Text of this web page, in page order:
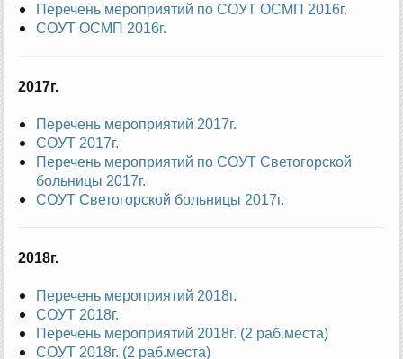
Перечень мероприятий по СОУТ ОСМП 2016г.
СОУТ ОСМП 2016г.
2017г.
Перечень мероприятий 2017г.
СОУТ 2017г.
Перечень мероприятий по СОУТ Светогорской
больницы 2017г.
СОУТ Светогорской больницы 2017г.
2018г.
Перечень мероприятий 2018г.
СОУТ 2018г.
Перечень мероприятий 2018г. (2 раб.места)
СОУТ 2018г. (2 раб.места)